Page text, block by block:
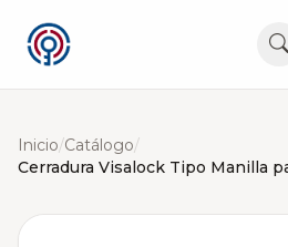
Inicio/Catálogo/
Cerradura Visalock Tipo Manilla